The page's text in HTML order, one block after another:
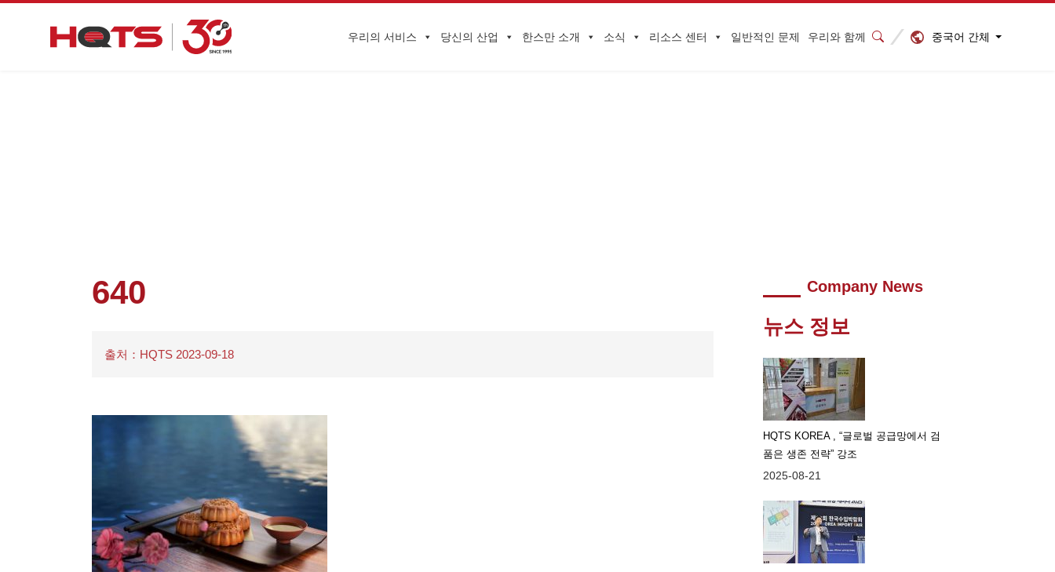
우리의 서비스 당신의 산업 한스만 소개 소식 리소스 센터 일반적인 문제 우리와 함께 중국어 간체
640
출처：HQTS 2023-09-18
Company News
뉴스 정보
HQTS KOREA , “글로벌 공급망에서 검
품은 생존 전략” 강조
2025-08-21